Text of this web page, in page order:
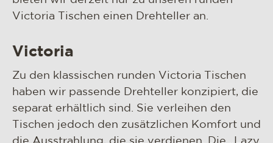
Victoria Tischen einen Drehteller an.
Victoria
Zu den klassischen runden Victoria Tischen
haben wir passende Drehteller konzipiert, die
separat erhältlich sind. Sie verleihen den
Tischen jedoch den zusätzlichen Komfort und